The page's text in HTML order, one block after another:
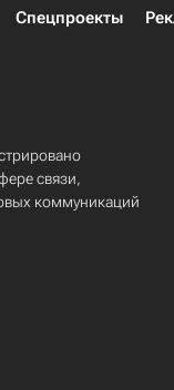
Спецпроекты
связи,
коммуникаций